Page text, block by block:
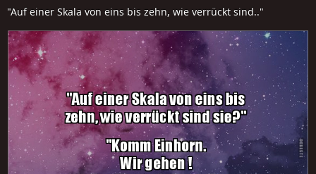
"Auf einer Skala von eins bis zehn, wie verrückt sind.."